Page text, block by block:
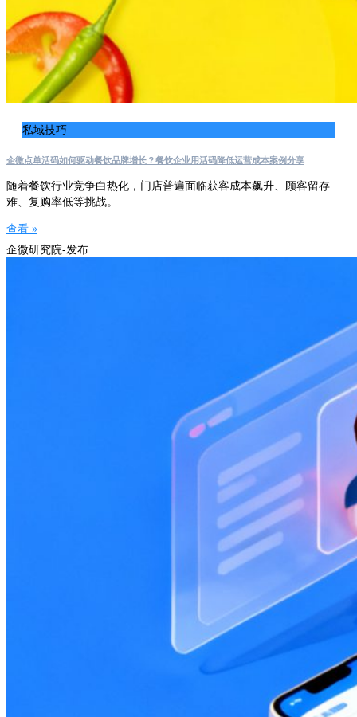
私域技巧
企微点单活码如何驱动餐饮品牌增长？餐饮企业用活码降低运营成本案例分享
随着餐饮行业竞争白热化，门店普遍面临获客成本飙升、顾客留存
难、复购率低等挑战。
查看 »
企微研究院-发布